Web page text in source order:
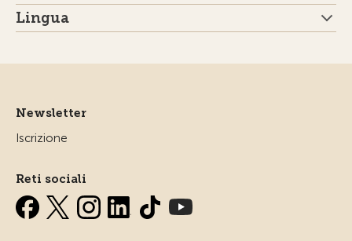
Lingua
Newsletter
Iscrizione
Reti sociali